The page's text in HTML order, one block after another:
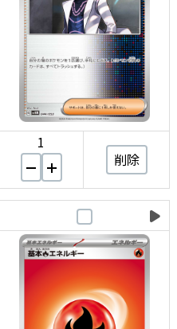
1
削除